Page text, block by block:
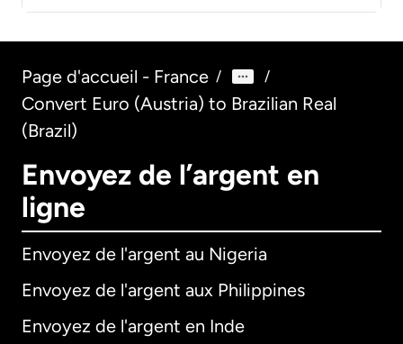
Page d'accueil - France / /
Convert Euro (Austria) to Brazilian Real
(Brazil)
Envoyez de l’argent en
ligne
Envoyez de l'argent au Nigeria
Envoyez de l'argent aux Philippines
Envoyez de l'argent en Inde